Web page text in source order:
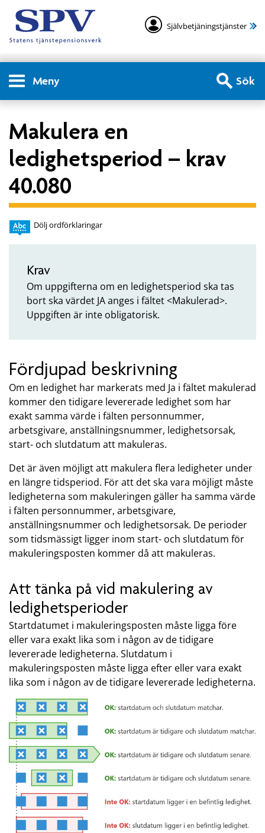
Självbetjäningstjänster
Meny Sök
Makulera en
ledighetsperiod – krav
40.080
Dölj ordförklaringar
Krav
Om uppgifterna om en ledighetsperiod ska tas
bort ska värdet JA anges i fältet <Makulerad>.
Uppgiften är inte obligatorisk.
Fördjupad beskrivning
Om en ledighet har markerats med Ja i fältet makulerad
kommer den tidigare levererade ledighet som har
exakt samma värde i fälten personnummer,
arbetsgivare, anställningsnummer, ledighetsorsak,
start- och slutdatum att makuleras.
Det är även möjligt att makulera flera ledigheter under
en längre tidsperiod. För att det ska vara möjligt måste
ledigheterna som makuleringen gäller ha samma värde
i fälten personnummer, arbetsgivare,
anställningsnummer och ledighetsorsak. De perioder
som tidsmässigt ligger inom start- och slutdatum för
makuleringsposten kommer då att makuleras.
Att tänka på vid makulering av
ledighetsperioder
Startdatumet i makuleringsposten måste ligga före
eller vara exakt lika som i någon av de tidigare
levererade ledigheterna. Slutdatum i
makuleringsposten måste ligga efter eller vara exakt
lika som i någon av de tidigare levererade ledigheterna.